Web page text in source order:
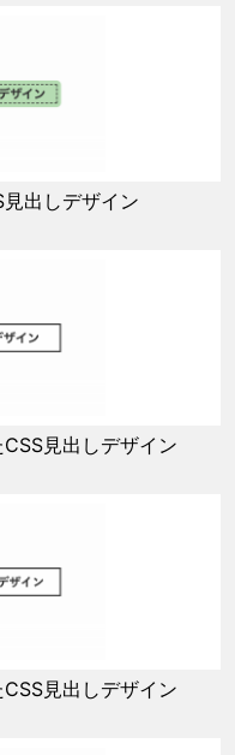
出しデザイン
見出しデザイン
見出しデザイン